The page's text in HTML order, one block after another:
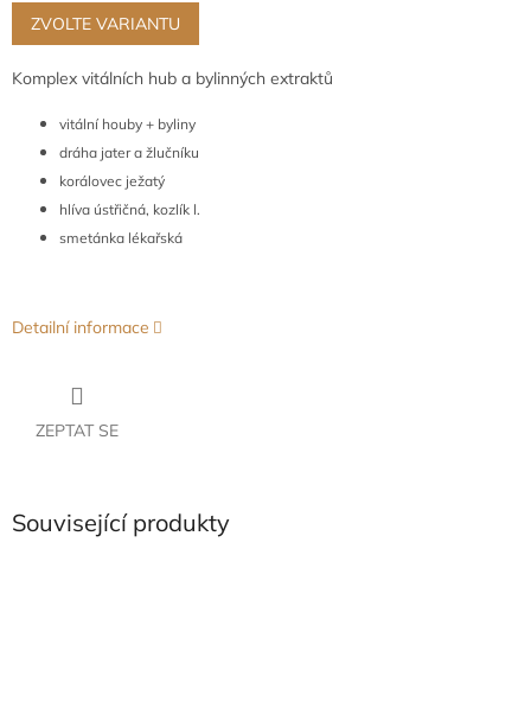
cena:
ZVOLTE VARIANTU
Komplex vitálních hub a bylinných extraktů
vitální houby + byliny
dráha jater a žlučníku
korálovec ježatý
hlíva ústřičná, kozlík l.
smetánka lékařská
Detailní informace
ZEPTAT SE
Související produkty